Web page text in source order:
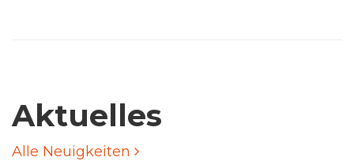
Aktuelles
Alle Neuigkeiten